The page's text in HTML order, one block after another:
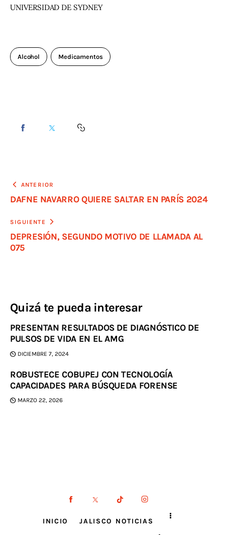
UNIVERSIDAD DE SYDNEY
Alcohol Medicamentos
ANTERIOR
DAFNE NAVARRO QUIERE SALTAR EN PARÍS 2024
SIGUIENTE
DEPRESIÓN, SEGUNDO MOTIVO DE LLAMADA AL
075
Quizá te pueda interesar
PRESENTAN RESULTADOS DE DIAGNÓSTICO DE
PULSOS DE VIDA EN EL AMG
DICIEMBRE 7, 2024
ROBUSTECE COBUPEJ CON TECNOLOGÍA
CAPACIDADES PARA BÚSQUEDA FORENSE
MARZO 22, 2026
INICIO JALISCO NOTICIAS